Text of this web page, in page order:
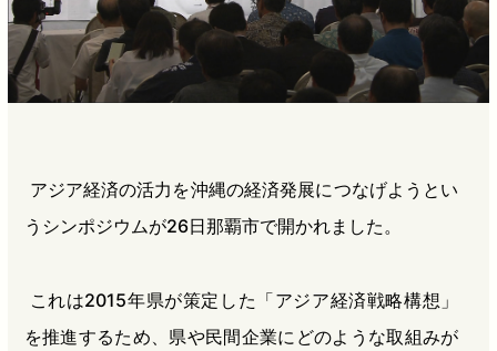
アジア経済の活力を沖縄の経済発展につなげようとい
うシンポジウムが26日那覇市で開かれました。
これは2015年県が策定した「アジア経済戦略構想」
を推進するため、県や民間企業にどのような取組みが